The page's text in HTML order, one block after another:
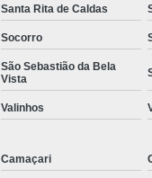
Rastreador por
Empresa
Rastreamento de
Rastreamento de
Santa Rita de Caldas
Socorro
São Sebastião da Bela
Vista
Valinhos
Camaçari